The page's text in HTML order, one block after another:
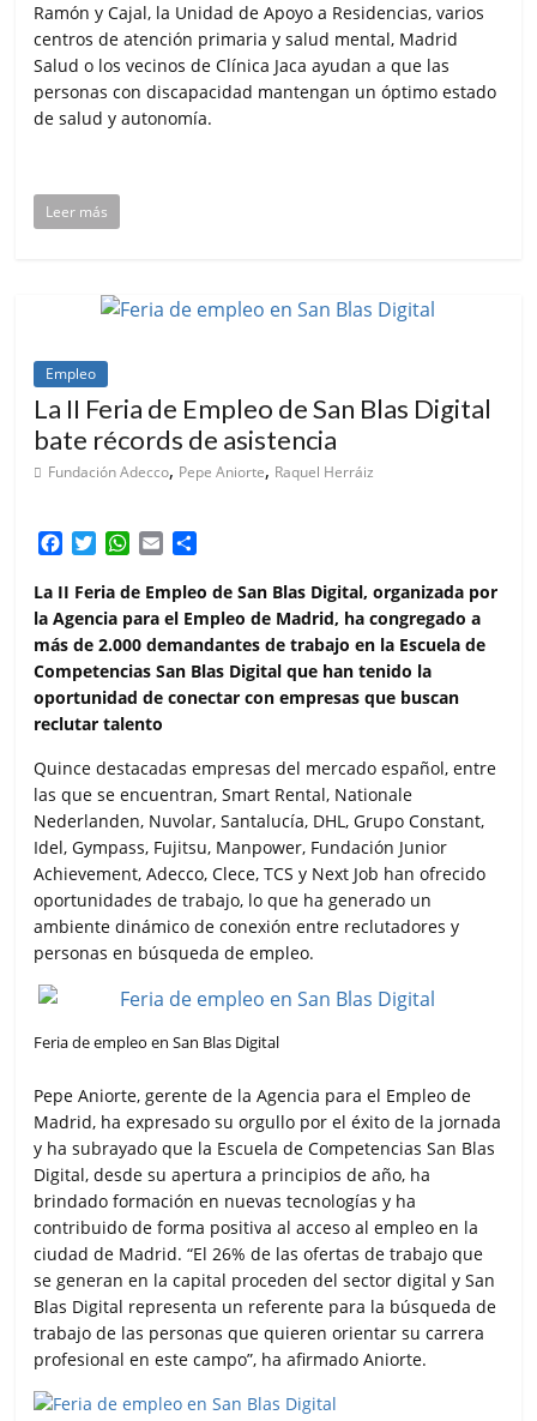
Ramón y Cajal, la Unidad de Apoyo a Residencias, varios
centros de atención primaria y salud mental, Madrid
Salud o los vecinos de Clínica Jaca ayudan a que las
personas con discapacidad mantengan un óptimo estado
de salud y autonomía.
Leer más
Empleo
La II Feria de Empleo de San Blas Digital
bate récords de asistencia
Fundación Adecco, Pepe Aniorte, Raquel Herráiz
c
e
b
o
o
k
i
t
t
e
r
W
a
t
s
A
p
p
a
i
l
m
p
a
r
i
La II Feria de Empleo de San Blas Digital, organizada por
la Agencia para el Empleo de Madrid, ha congregado a
más de 2.000 demandantes de trabajo en la Escuela de
Competencias San Blas Digital que han tenido la
oportunidad de conectar con empresas que buscan
reclutar talento
Quince destacadas empresas del mercado español, entre
las que se encuentran, Smart Rental, Nationale
Nederlanden, Nuvolar, Santalucía, DHL, Grupo Constant,
Idel, Gympass, Fujitsu, Manpower, Fundación Junior
Achievement, Adecco, Clece, TCS y Next Job han ofrecido
oportunidades de trabajo, lo que ha generado un
ambiente dinámico de conexión entre reclutadores y
personas en búsqueda de empleo.
Feria de empleo en San Blas Digital
Pepe Aniorte, gerente de la Agencia para el Empleo de
Madrid, ha expresado su orgullo por el éxito de la jornada
y ha subrayado que la Escuela de Competencias San Blas
Digital, desde su apertura a principios de año, ha
brindado formación en nuevas tecnologías y ha
contribuido de forma positiva al acceso al empleo en la
ciudad de Madrid. “El 26% de las ofertas de trabajo que
se generan en la capital proceden del sector digital y San
Blas Digital representa un referente para la búsqueda de
trabajo de las personas que quieren orientar su carrera
profesional en este campo”, ha afirmado Aniorte.